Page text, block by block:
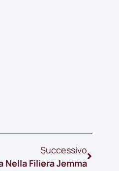
Successivo
Nella Filiera Jemma